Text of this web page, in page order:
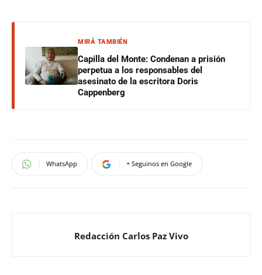
MIRÁ TAMBIÉN
Capilla del Monte: Condenan a prisión
perpetua a los responsables del
asesinato de la escritora Doris
Cappenberg
WhatsApp + Seguinos en Google
Redacción Carlos Paz Vivo